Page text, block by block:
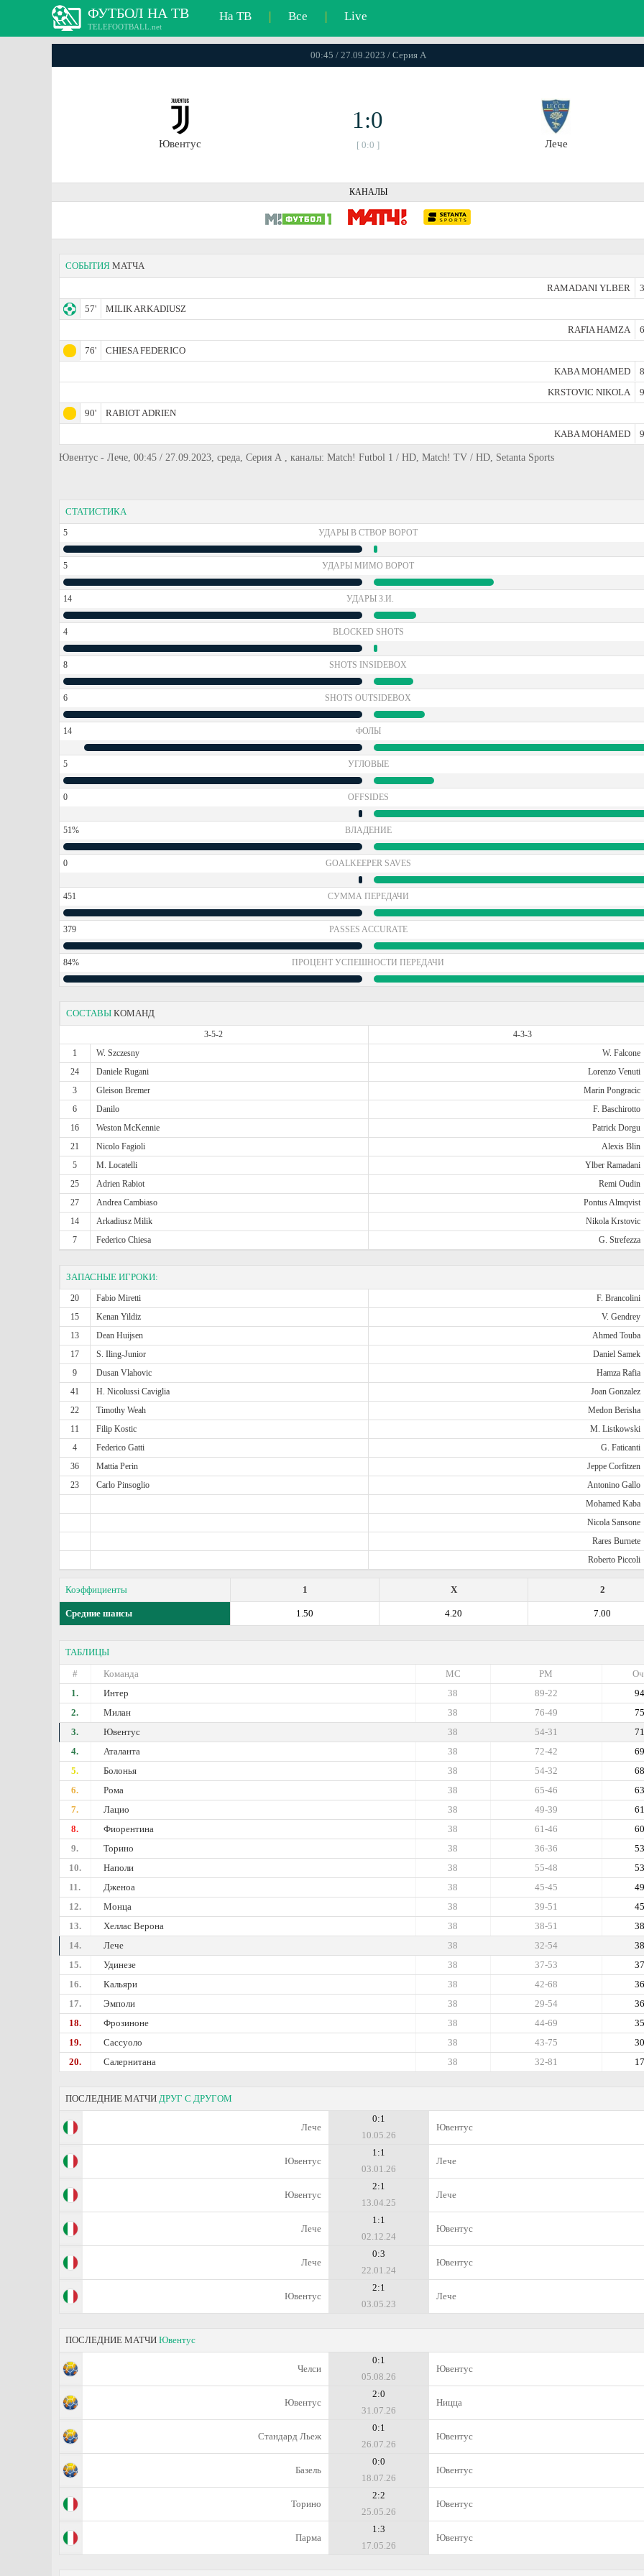
ФУТБОЛ НА ТВ
TELEFOOTBALL.net
На ТВ | Все | Live
00:45 / 27.09.2023 / Серия А
Ювентус
1:0
[ 0:0 ] Лече
КАНАЛЫ
СОБЫТИЯ МАТЧА
RAMADANI YLBER
57'
MILIK ARKADIUSZ
RAFIA HAMZA
76'
CHIESA FEDERICO
KABA MOHAMED
KRSTOVIC NIKOLA
90'
RABIOT ADRIEN
KABA MOHAMED
Ювентус - Лече, 00:45 / 27.09.2023, среда, Серия А , каналы: Match! Futbol 1 / HD, Match! TV / HD, Setanta Sports
СТАТИСТИКА
5 УДАРЫ В СТВОР ВОРОТ
5 УДАРЫ МИМО ВОРОТ
14 УДАРЫ З.И.
4 BLOCKED SHOTS
8 SHOTS INSIDEBOX
6 SHOTS OUTSIDEBOX
14 ФОЛЫ
5 УГЛОВЫЕ
0 OFFSIDES
51% ВЛАДЕНИЕ
0 GOALKEEPER SAVES
451 СУММА ПЕРЕДАЧИ
379 PASSES ACCURATE
84% ПРОЦЕНТ УСПЕШНОСТИ ПЕРЕДАЧИ
СОСТАВЫ КОМАНД
3-5-2
4-3-3
1
W. Szczesny W. Falcone
24
Daniele Rugani Lorenzo Venuti
3
Gleison Bremer Marin Pongracic
6
Danilo F. Baschirotto
16
Weston McKennie Patrick Dorgu
21
Nicolo Fagioli Alexis Blin
5
M. Locatelli Ylber Ramadani
25
Adrien Rabiot Remi Oudin
27
Andrea Cambiaso Pontus Almqvist
14
Arkadiusz Milik Nikola Krstovic
7
Federico Chiesa G. Strefezza
ЗАПАСНЫЕ ИГРОКИ:
20 Fabio Miretti F. Brancolini
15
Kenan Yildiz V. Gendrey
13
Dean Huijsen Ahmed Touba
17
S. Iling-Junior Daniel Samek
9
Dusan Vlahovic Hamza Rafia
41
H. Nicolussi Caviglia Joan Gonzalez
22
Timothy Weah Medon Berisha
11
Filip Kostic M. Listkowski
4
Federico Gatti G. Faticanti
36
Mattia Perin Jeppe Corfitzen
23
Carlo Pinsoglio Antonino Gallo
Mohamed Kaba
Nicola Sansone
Rares Burnete
Roberto Piccoli
Коэффициенты 2
X
1
Средние шансы 7.00
4.20
1.50
ТАБЛИЦЫ
#
Команда РМ
МС
1.
Интер 94
89-22
38
2.
Милан 75
76-49
38
3.
Ювентус 71
54-31
38
4.
Аталанта 69
72-42
38
5.
Болонья 68
54-32
38
6.
Рома 63
65-46
38
7.
Лацио 61
49-39
38
8.
Фиорентина 60
61-46
38
9.
Торино 53
36-36
38
10.
Наполи 53
55-48
38
11.
Дженоа 49
45-45
38
12.
Монца 45
39-51
38
13.
Хеллас Верона 38
38-51
38
14.
Лече 38
32-54
38
15.
Удинезе 37
37-53
38
16.
Кальяри 36
42-68
38
17.
Эмполи 36
29-54
38
18.
Фрозиноне 35
44-69
38
19.
Сассуоло 30
43-75
38
20.
Салернитана 17
32-81
38
ПОСЛЕДНИЕ МАТЧИ ДРУГ С ДРУГОМ
Лече
0:1
10.05.26
Ювентус
Ювентус
1:1
03.01.26
Лече
Ювентус
2:1
13.04.25
Лече
Лече
1:1
02.12.24
Ювентус
Лече
0:3
22.01.24
Ювентус
Ювентус
2:1
03.05.23
Лече
ПОСЛЕДНИЕ МАТЧИ Ювентус
Челси
0:1
05.08.26
Ювентус
Ювентус
2:0
31.07.26
Ницца
Стандард Льеж
0:1
26.07.26
Ювентус
Базель
0:0
18.07.26
Ювентус
Торино
2:2
25.05.26
Ювентус
Парма
1:3
17.05.26
Ювентус